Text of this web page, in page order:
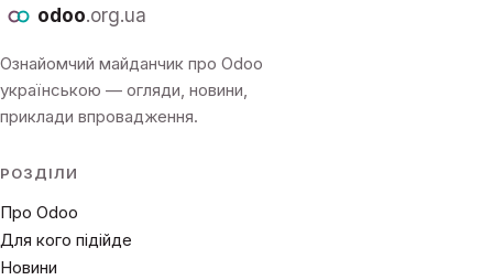
odoo.org.ua
Ознайомчий майданчик про Odoo
українською — огляди, новини,
приклади впровадження.
РОЗДІЛИ
Про Odoo
Для кого підійде
Новини